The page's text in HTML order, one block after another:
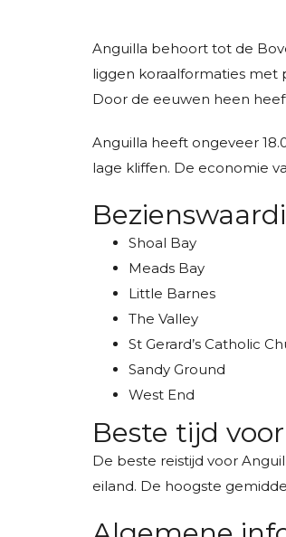
Anguilla behoort tot de
liggen koraalformaties met
Door de eeuwen heen
Anguilla heeft ongeveer
lage kliffen. De economie
Shoal Bay
Meads Bay
Little Barnes
The Valley
St Gerard’s Catholic
Sandy Ground
West End
Beste tijd
De beste reistijd voor
eiland. De hoogste